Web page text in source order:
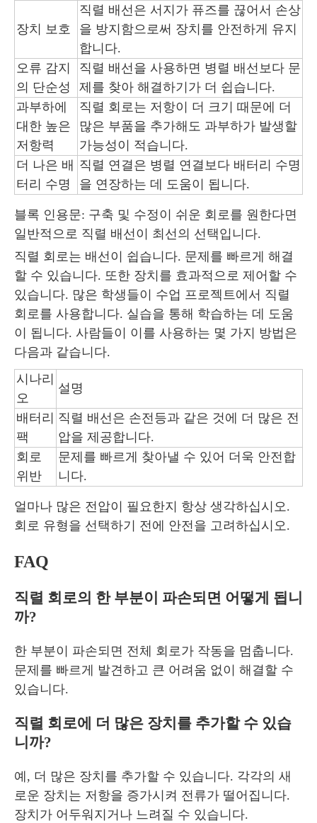
장치 보호
직렬 배선은 서지가 퓨즈를 끊어서 손상
을 방지함으로써 장치를 안전하게 유지
합니다.
오류 감지
의 단순성
직렬 배선을 사용하면 병렬 배선보다 문
제를 찾아 해결하기가 더 쉽습니다.
과부하에
대한 높은
저항력
직렬 회로는 저항이 더 크기 때문에 더
많은 부품을 추가해도 과부하가 발생할
가능성이 적습니다.
더 나은 배
터리 수명
직렬 연결은 병렬 연결보다 배터리 수명
을 연장하는 데 도움이 됩니다.
블록 인용문: 구축 및 수정이 쉬운 회로를 원한다면
일반적으로 직렬 배선이 최선의 선택입니다.
직렬 회로는 배선이 쉽습니다. 문제를 빠르게 해결
할 수 있습니다. 또한 장치를 효과적으로 제어할 수
있습니다. 많은 학생들이 수업 프로젝트에서 직렬
회로를 사용합니다. 실습을 통해 학습하는 데 도움
이 됩니다. 사람들이 이를 사용하는 몇 가지 방법은
다음과 같습니다.
시나리
오
설명
배터리
팩
직렬 배선은 손전등과 같은 것에 더 많은 전
압을 제공합니다.
회로
위반
문제를 빠르게 찾아낼 수 있어 더욱 안전합
니다.
얼마나 많은 전압이 필요한지 항상 생각하십시오.
회로 유형을 선택하기 전에 안전을 고려하십시오.
FAQ
직렬 회로의 한 부분이 파손되면 어떻게 됩니
까?
한 부분이 파손되면 전체 회로가 작동을 멈춥니다.
문제를 빠르게 발견하고 큰 어려움 없이 해결할 수
있습니다.
직렬 회로에 더 많은 장치를 추가할 수 있습
니까?
예, 더 많은 장치를 추가할 수 있습니다. 각각의 새
로운 장치는 저항을 증가시켜 전류가 떨어집니다.
장치가 어두워지거나 느려질 수 있습니다.